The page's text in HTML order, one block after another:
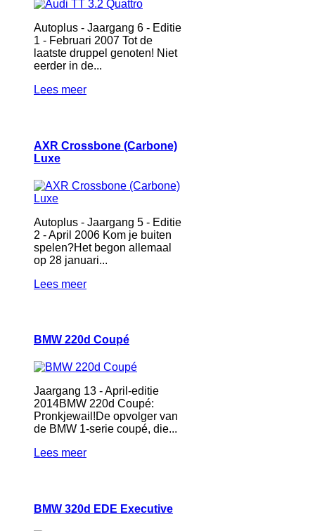
Autoplus - Jaargang 6 - Editie
1 - Februari 2007 Tot de
laatste druppel genoten! Niet
eerder in de...
Lees meer
AXR Crossbone (Carbone)
Luxe
Autoplus - Jaargang 5 - Editie
2 - April 2006 Kom je buiten
spelen?Het begon allemaal
op 28 januari...
Lees meer
BMW 220d Coupé
Jaargang 13 - April-editie
2014BMW 220d Coupé:
Pronkjewail!De opvolger van
de BMW 1-serie coupé, die...
Lees meer
BMW 320d EDE Executive